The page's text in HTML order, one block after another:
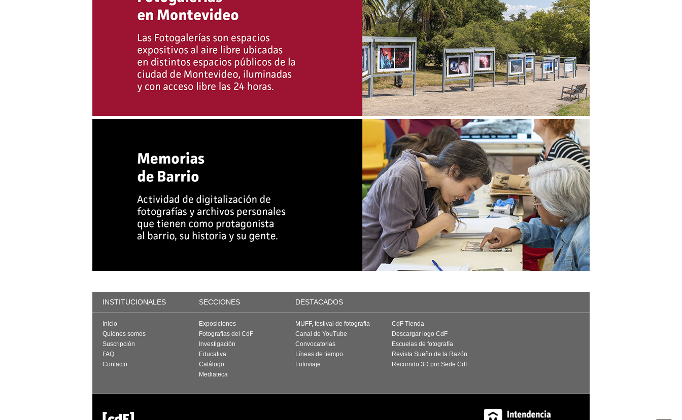
INSTITUCIONALES SECCIONES DESTACADOS
Inicio
Quiénes somos
Suscripción
FAQ
Contacto
Exposiciones
Fotografías del CdF
Investigación
Educativa
Catálogo
Mediateca
MUFF, festival de fotografía
Canal de YouTube
Convocatorias
Líneas de tiempo
Fotoviaje
CdF Tienda
Descargar logo CdF
Escuelas de fotografía
Revista Sueño de la Razón
Recorrido 3D por Sede CdF